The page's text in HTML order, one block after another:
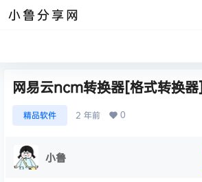
小鲁分享网
网易云ncm转换器[格式转换器]
精品软件 2 年前 0
小鲁